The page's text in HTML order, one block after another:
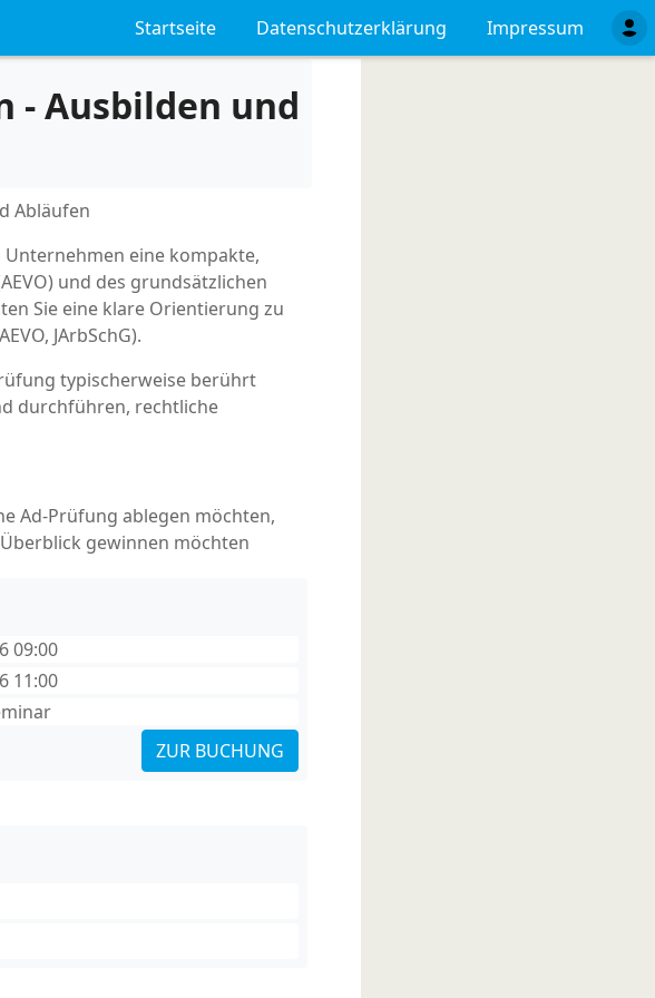
Startseite Datenschutzerklärung Impressum
- Ausbilden und
Abläufen
eine kompakte,
und des grundsätzlichen
Sie eine klare Orientierung zu
JArbSchG).
typischerweise berührt
durchführen, rechtliche
Ad-Prüfung ablegen möchten,
gewinnen möchten
09:00
11:00
ZUR BUCHUNG